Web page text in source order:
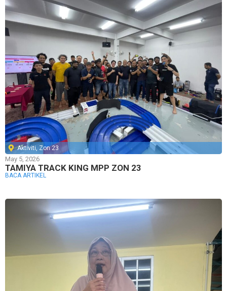
Aktiviti, Zon 23
May 5, 2026
TAMIYA TRACK KING MPP ZON 23
BACA ARTIKEL